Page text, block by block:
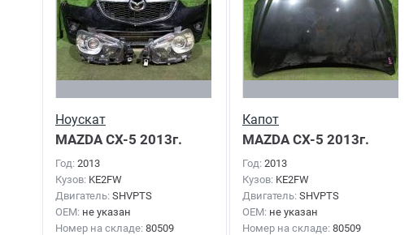
Ноускат
MAZDA CX-5 2013г.
Год: 2013
Кузов: KE2FW
Двигатель: SHVPTS
OEM: не указан
Номер на складе: 80509
Капот
MAZDA CX-5 2013г.
Год: 2013
Кузов: KE2FW
Двигатель: SHVPTS
OEM: не указан
Номер на складе: 80509